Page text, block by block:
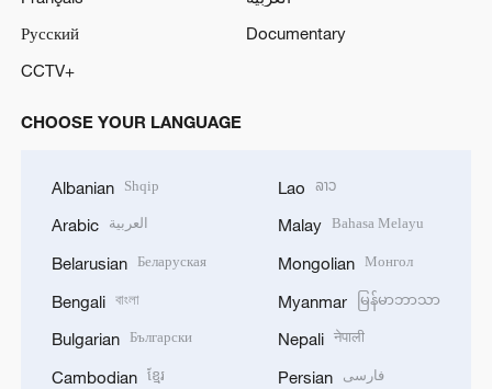
Русский
Documentary
CCTV+
CHOOSE YOUR LANGUAGE
Albanian Shqip
Arabic العربية
Belarusian Беларуская
Bengali বাংলা
Bulgarian Български
Cambodian ខ្មែរ
Lao ລາວ
Malay Bahasa Melayu
Mongolian Монгол
Myanmar မြန်မာဘာသာ
Nepali नेपाली
Persian فارسی